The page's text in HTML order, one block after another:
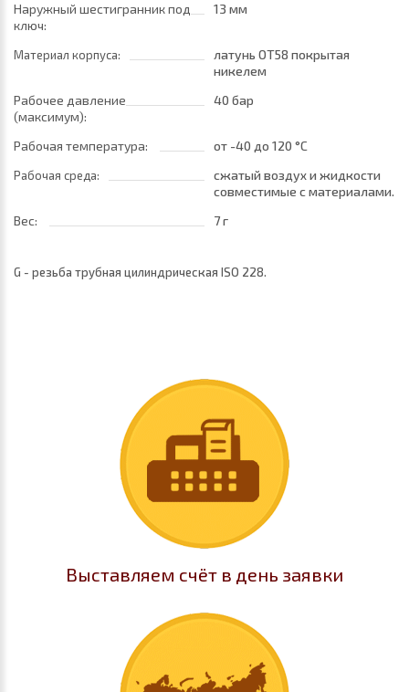
Наружный шестигранник под
ключ:
13 мм
Материал корпуса:
латунь ОТ58 покрытая
никелем
Рабочее давление
(максимум):
40 бар
Рабочая температура: от -40 до 120 °C
Рабочая среда:
сжатый воздух и жидкости
совместимые с материалами
Вес:
7 г
G - резьба трубная цилиндрическая ISO 228.
Выставляем счёт в день заявки